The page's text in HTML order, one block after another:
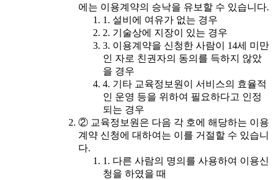
에는 이용계약의 승낙을 유보할 수 있습니다.
1. 설비에 여유가 없는 경우
2. 기술상에 지장이 있는 경우
3. 이용계약을 신청한 사람이 14세 미만
인 자로 친권자의 동의를 득하지 않았
을 경우
4. 기타 교육정보원이 서비스의 효율적
인 운영 등을 위하여 필요하다고 인정
되는 경우
② 교육정보원은 다음 각 호에 해당하는 이용
계약 신청에 대하여는 이를 거절할 수 있습니
다.
1. 다른 사람의 명의를 사용하여 이용신
청을 하였을 때